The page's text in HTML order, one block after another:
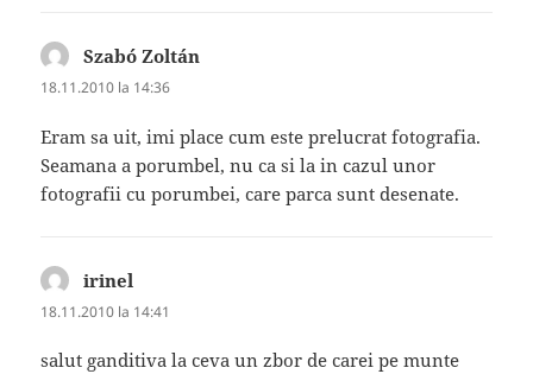
Szabó Zoltán
18.11.2010 la 14:36
Eram sa uit, imi place cum este prelucrat fotografia.
Seamana a porumbel, nu ca si la in cazul unor
fotografii cu porumbei, care parca sunt desenate.
irinel
18.11.2010 la 14:41
salut ganditiva la ceva un zbor de carei pe munte